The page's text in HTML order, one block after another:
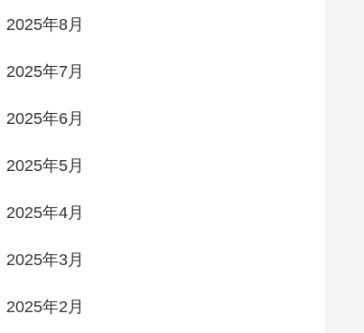
2025年8月
2025年7月
2025年6月
2025年5月
2025年4月
2025年3月
2025年2月